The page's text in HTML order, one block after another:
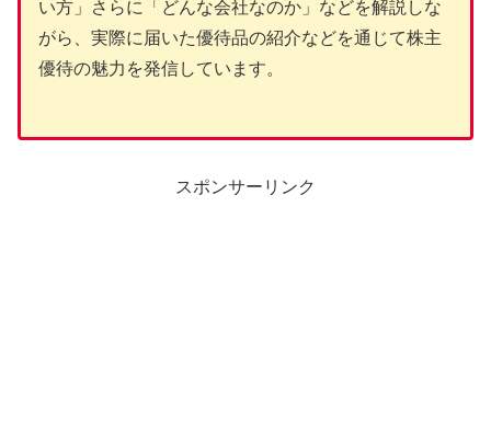
い方」さらに「どんな会社なのか」などを解説しな
がら、実際に届いた優待品の紹介などを通じて株主
優待の魅力を発信しています。
スポンサーリンク